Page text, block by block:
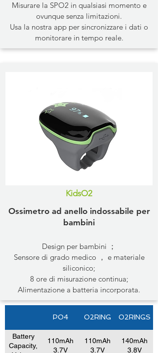
Misurare la SPO2 in qualsiasi momento e
ovunque senza limitazioni.
Usa la nostra app per sincronizzare i dati o
monitorare in tempo reale.
KidsO2
Ossimetro ad anello indossabile per
bambini
Design per bambini ；
Sensore di grado medico ， e materiale
siliconico;
8 ore di misurazione continua;
Alimentazione a batteria incorporata.
PO4 O2RING O2RINGS
Battery
Capacity,
110mAh
3.7V
110mAh
3.7V
140mAh
3.8V